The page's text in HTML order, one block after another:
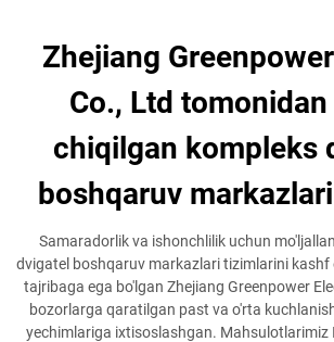
Zhejiang
Co., Ltd
chiqilgan kompleks
boshqaruv
Samaradorlik va ishonchlilik uchun
dvigatel boshqaruv markazlari tizimlarini kashf
tajribaga ega bo'lgan Zhejiang Greenpower
bozorlarga qaratilgan past va o'rta
yechimlariga ixtisoslashgan. Mahsulotlarimiz